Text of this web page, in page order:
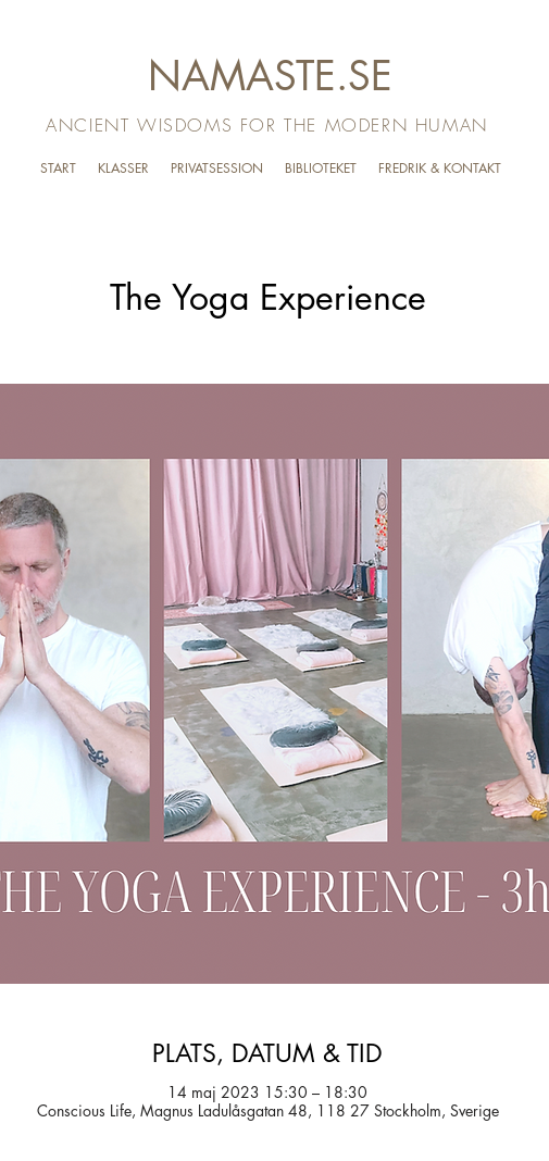
NAMASTE.SE
ANCIENT WISDOMS FOR THE MODERN HUMAN
START KLASSER PRIVATSESSION BIBLIOTEKET FREDRIK & KONTAKT
The Yoga Experience
PLATS, DATUM & TID
14 maj 2023 15:30 – 18:30
Conscious Life, Magnus Ladulåsgatan 48, 118 27 Stockholm, Sverige